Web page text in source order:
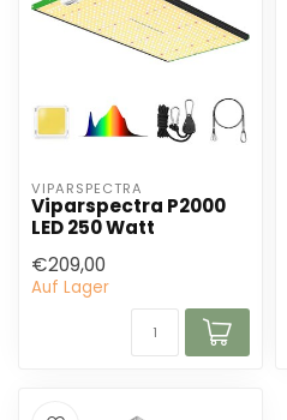
VIPARSPECTRA
Viparspectra P2000
LED 250 Watt
€209,00
Auf Lager